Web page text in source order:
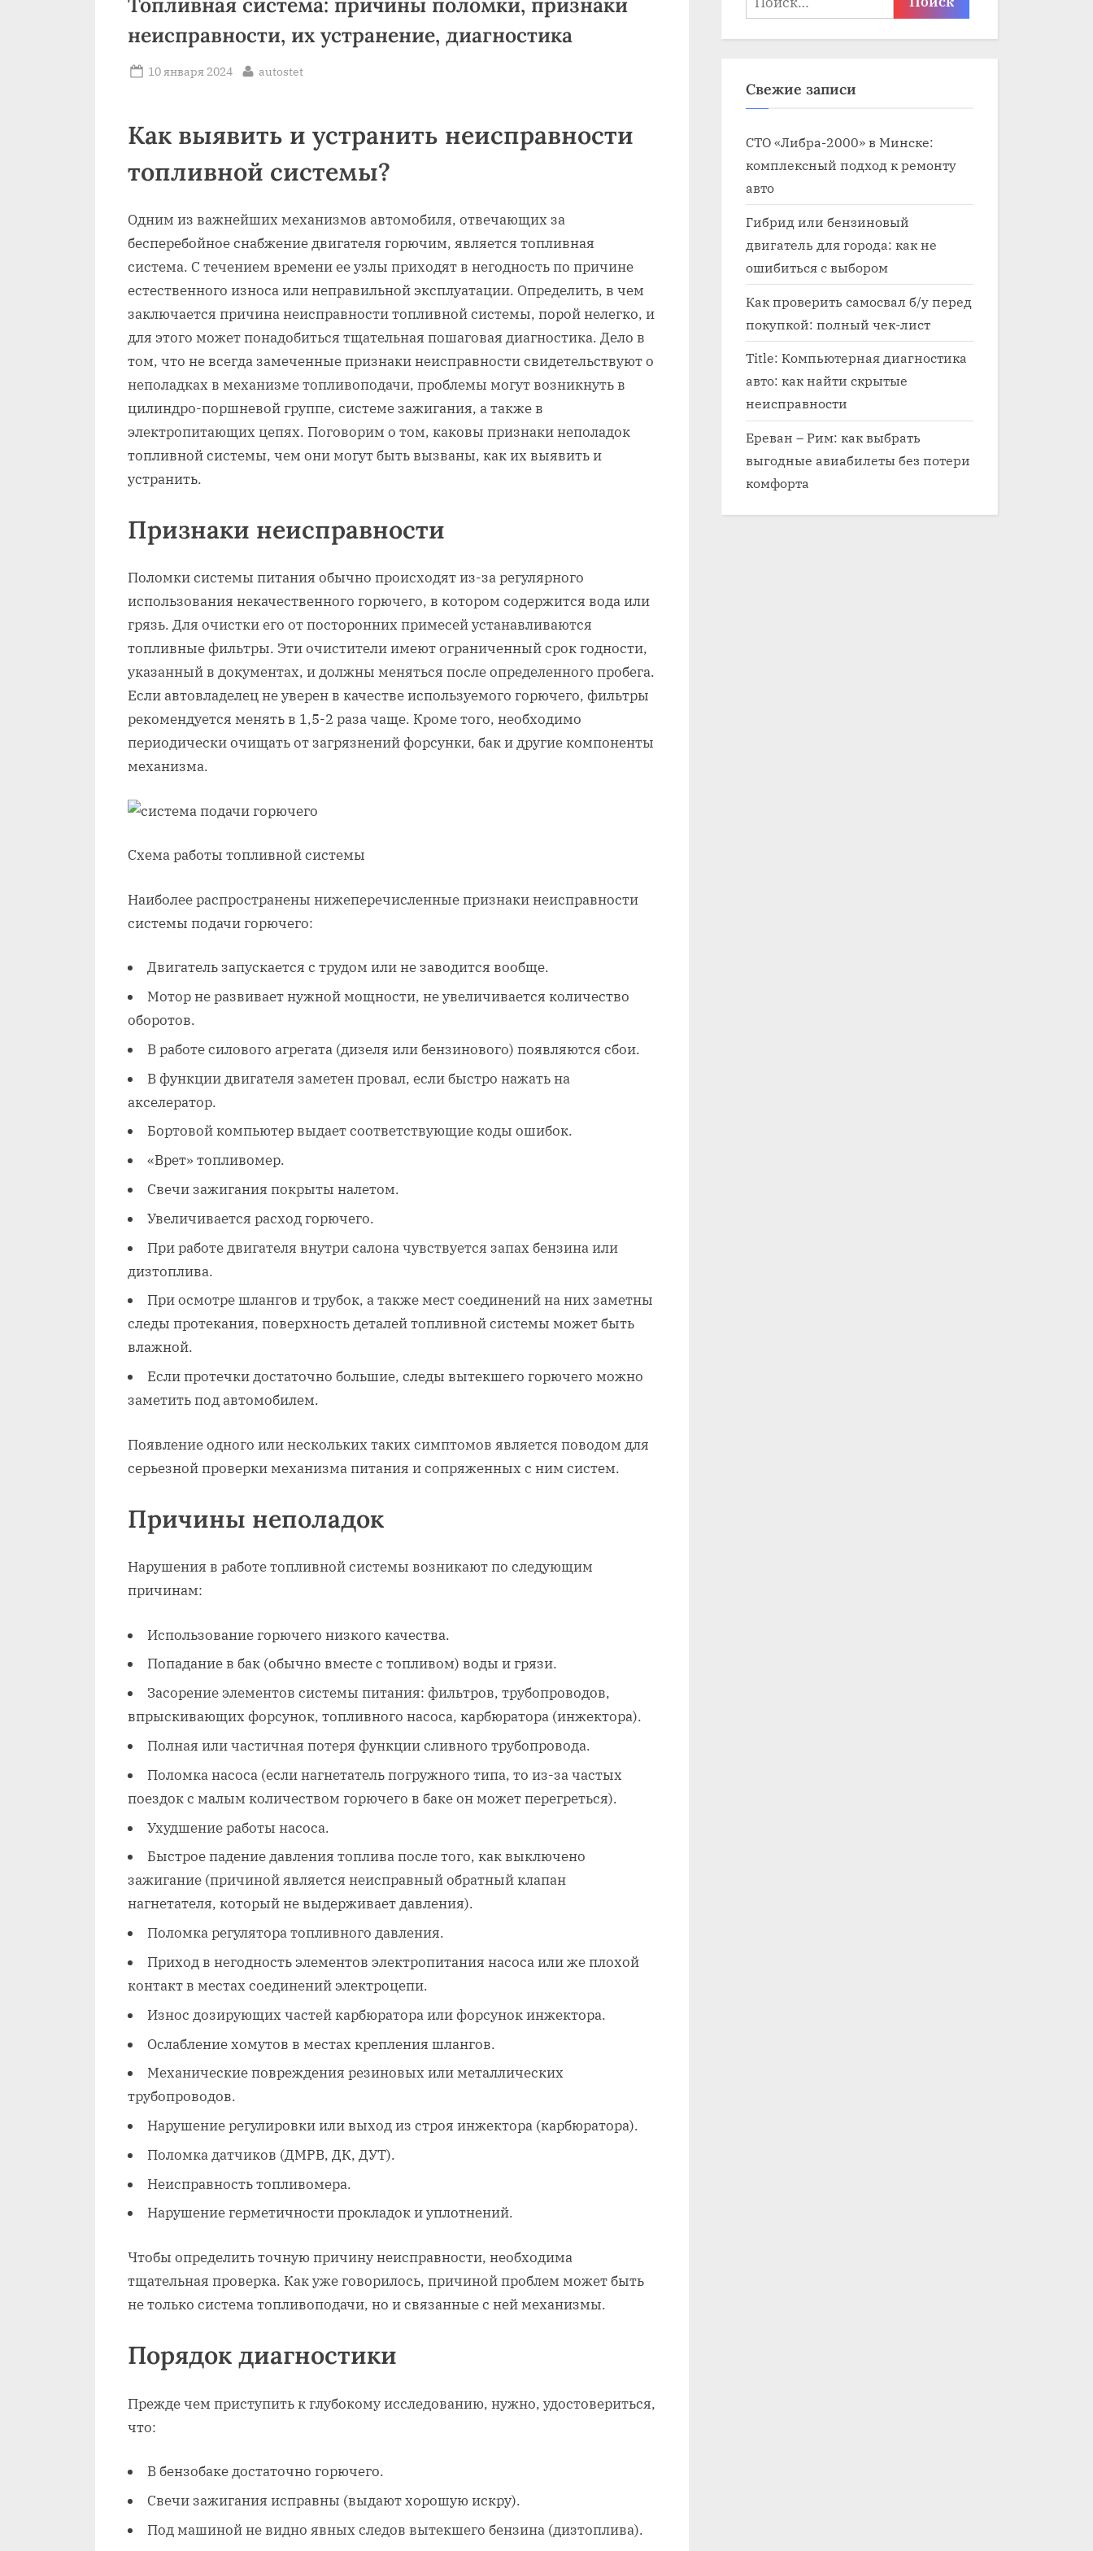
неисправности, их устранение, диагностика
Posted
10 января 2024 By
autostet
Как выявить и устранить неисправности
топливной системы?
Одним из важнейших механизмов автомобиля, отвечающих за
бесперебойное снабжение двигателя горючим, является топливная
система. С течением времени ее узлы приходят в негодность по причине
естественного износа или неправильной эксплуатации. Определить, в чем
заключается причина неисправности топливной системы, порой нелегко, и
для этого может понадобиться тщательная пошаговая диагностика. Дело в
том, что не всегда замеченные признаки неисправности свидетельствуют о
неполадках в механизме топливоподачи, проблемы могут возникнуть в
цилиндро-поршневой группе, системе зажигания, а также в
электропитающих цепях. Поговорим о том, каковы признаки неполадок
топливной системы, чем они могут быть вызваны, как их выявить и
устранить.
Признаки неисправности
Поломки системы питания обычно происходят из-за регулярного
использования некачественного горючего, в котором содержится вода или
грязь. Для очистки его от посторонних примесей устанавливаются
топливные фильтры. Эти очистители имеют ограниченный срок годности,
указанный в документах, и должны меняться после определенного пробега.
Если автовладелец не уверен в качестве используемого горючего, фильтры
рекомендуется менять в 1,5-2 раза чаще. Кроме того, необходимо
периодически очищать от загрязнений форсунки, бак и другие компоненты
механизма.
Схема работы топливной системы
Наиболее распространены нижеперечисленные признаки неисправности
системы подачи горючего:
Двигатель запускается с трудом или не заводится вообще.
Мотор не развивает нужной мощности, не увеличивается количество
оборотов.
В работе силового агрегата (дизеля или бензинового) появляются сбои.
В функции двигателя заметен провал, если быстро нажать на
акселератор.
Бортовой компьютер выдает соответствующие коды ошибок.
«Врет» топливомер.
Свечи зажигания покрыты налетом.
Увеличивается расход горючего.
При работе двигателя внутри салона чувствуется запах бензина или
дизтоплива.
При осмотре шлангов и трубок, а также мест соединений на них заметны
следы протекания, поверхность деталей топливной системы может быть
влажной.
Если протечки достаточно большие, следы вытекшего горючего можно
заметить под автомобилем.
Появление одного или нескольких таких симптомов является поводом для
серьезной проверки механизма питания и сопряженных с ним систем.
Причины неполадок
Нарушения в работе топливной системы возникают по следующим
причинам:
Использование горючего низкого качества.
Попадание в бак (обычно вместе с топливом) воды и грязи.
Засорение элементов системы питания: фильтров, трубопроводов,
впрыскивающих форсунок, топливного насоса, карбюратора (инжектора).
Полная или частичная потеря функции сливного трубопровода.
Поломка насоса (если нагнетатель погружного типа, то из-за частых
поездок с малым количеством горючего в баке он может перегреться).
Ухудшение работы насоса.
Быстрое падение давления топлива после того, как выключено
зажигание (причиной является неисправный обратный клапан
нагнетателя, который не выдерживает давления).
Поломка регулятора топливного давления.
Приход в негодность элементов электропитания насоса или же плохой
контакт в местах соединений электроцепи.
Износ дозирующих частей карбюратора или форсунок инжектора.
Ослабление хомутов в местах крепления шлангов.
Механические повреждения резиновых или металлических
трубопроводов.
Нарушение регулировки или выход из строя инжектора (карбюратора).
Поломка датчиков (ДМРВ, ДК, ДУТ).
Неисправность топливомера.
Нарушение герметичности прокладок и уплотнений.
Чтобы определить точную причину неисправности, необходима
тщательная проверка. Как уже говорилось, причиной проблем может быть
не только система топливоподачи, но и связанные с ней механизмы.
Порядок диагностики
Прежде чем приступить к глубокому исследованию, нужно, удостовериться,
что:
В бензобаке достаточно горючего.
Свечи зажигания исправны (выдают хорошую искру).
Под машиной не видно явных следов вытекшего бензина (дизтоплива).
Свежие записи
СТО «Либра-2000» в Минске:
комплексный подход к ремонту
авто
Гибрид или бензиновый
двигатель для города: как не
ошибиться с выбором
Как проверить самосвал б/у перед
покупкой: полный чек-лист
Title: Компьютерная диагностика
авто: как найти скрытые
неисправности
Ереван – Рим: как выбрать
выгодные авиабилеты без потери
комфорта